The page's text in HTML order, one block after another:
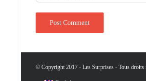
© Copyright 2017 - Les Surprises - Tous droits